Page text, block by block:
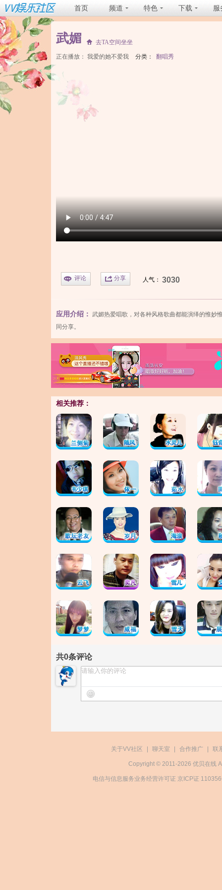
首页 频道 特色 下载 服
武媚 去TA空间坐坐
正在播放： 我爱的她不爱我 分类： 翻唱秀
评论 分享 人气： 3030
应用介绍： 武媚热爱唱歌，对各种风格歌曲都能演绎的惟妙
同分享。
相关推荐：
共0条评论
关于VV社区 聊天室 合作推广 联
Copyright © 2011-2026 优贝在线
电信与信息服务业务经营许可证 京ICP证